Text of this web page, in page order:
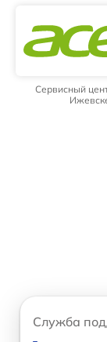
Сервисный
Служба